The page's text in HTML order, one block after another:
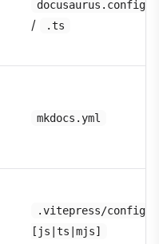
/ .ts
mkdocs.yml
.vitepress/config.
[js|ts|mjs]